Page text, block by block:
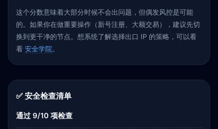
这个分数意味着大部分时候不会出问题，但偶发风控是可能
的。如果你在做重要操作（新号注册、大额交易），建议先切
换到更干净的节点。想系统了解选择出口 IP 的策略，可以看
看 安全学院。
✅ 安全检查清单
通过 9/10 项检查